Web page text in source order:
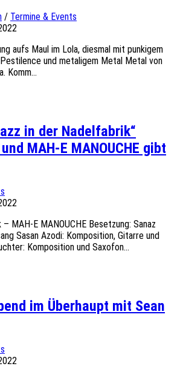
/ Termine & Events
aufs Maul im Lola, diesmal mit punkigem
und metaligem Metal Metal von
Komm...
in der Nadelfabrik“
MAH-E MANOUCHE gibt
MAH-E MANOUCHE Besetzung: Sanaz
Sasan Azodi: Komposition, Gitarre und
Komposition und Saxofon...
im Überhaupt mit Sean